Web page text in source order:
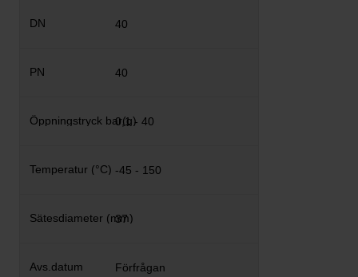
40
40
0,1 - 40
-45 - 150
37
Förfrågan